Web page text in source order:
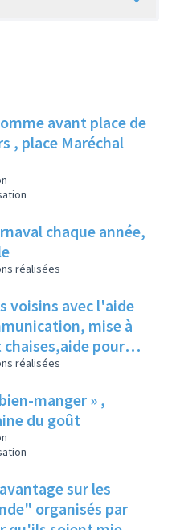
avant place de
, place Maréchal
chaque année,
réalisées
voisins avec l'aide
mise à
pour
du domaine
réalisées
manger » ,
du goût
sur les
organisés par